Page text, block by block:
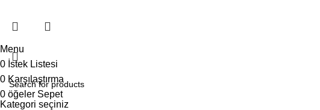
Kategori seçiniz
Menu
0 İstek Listesi
0 Karşılaştırma
0 öğeler Sepet